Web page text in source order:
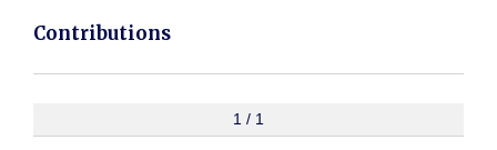
Contributions
1 / 1